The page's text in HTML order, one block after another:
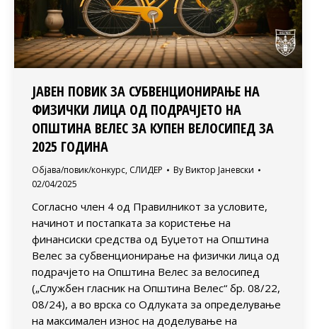
ЈАВЕН ПОВИК ЗА СУБВЕНЦИОНИРАЊЕ НА
ФИЗИЧКИ ЛИЦА ОД ПОДРАЧЈЕТО НА
ОПШТИНА ВЕЛЕС ЗА КУПЕН ВЕЛОСИПЕД ЗА
2025 ГОДИНА
Објава/повик/конкурс, СЛИДЕР By Виктор Јаневски
02/04/2025
Согласно член 4 од Правилникот за условите,
начинот и постапката за користење на
финансиски средства од Буџетот на Општина
Велес за субвенционирање на физички лица од
подрачјето на Општина Велес за велосипед
(„Службен гласник на Општина Велес“ бр. 08/22,
08/24), а во врска со Одлуката за определување
на максимален износ на доделување на